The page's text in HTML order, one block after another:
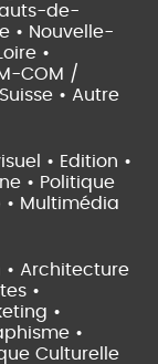
de-
• Nouvelle-
•
COM /
Suisse • Autre
• Edition •
• Politique
• Multimédia
Architecture
•
•
•
Culturelle